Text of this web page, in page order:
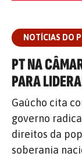
NOTÍCIAS DO
PT NA
PARA
Gaúcho cita
governo
direitos da
soberania